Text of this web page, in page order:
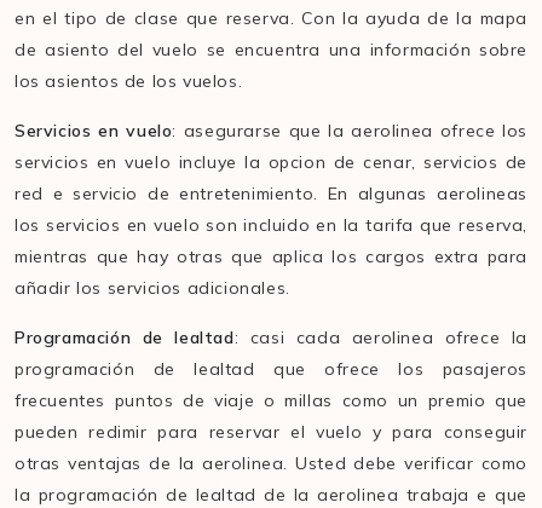
en el tipo de clase que reserva. Con la ayuda de la mapa
de asiento del vuelo se encuentra una información sobre
los asientos de los vuelos.
Servicios en vuelo: asegurarse que la aerolinea ofrece los
servicios en vuelo incluye la opcion de cenar, servicios de
red e servicio de entretenimiento. En algunas aerolineas
los servicios en vuelo son incluido en la tarifa que reserva,
mientras que hay otras que aplica los cargos extra para
añadir los servicios adicionales.
Programación de lealtad: casi cada aerolinea ofrece la
programación de lealtad que ofrece los pasajeros
frecuentes puntos de viaje o millas como un premio que
pueden redimir para reservar el vuelo y para conseguir
otras ventajas de la aerolinea. Usted debe verificar como
la programación de lealtad de la aerolinea trabaja e que